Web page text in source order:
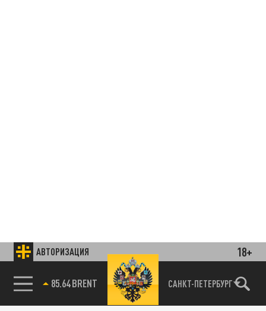
АВТОРИЗАЦИЯ 18+
85.64 BRENT САНКТ-ПЕТЕРБУРГ